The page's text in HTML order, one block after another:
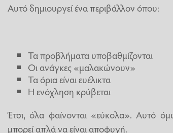
Αυτό δημιουργεί ένα περιβάλλον όπου:
Τα προβλήματα υποβαθμίζονται
Οι ανάγκες «μαλακώνουν»
Τα όρια είναι ευέλικτα
Η ενόχληση κρύβεται
Έτσι, όλα φαίνονται «εύκολα». Αυτό
μπορεί απλά να είναι αποφυγή.